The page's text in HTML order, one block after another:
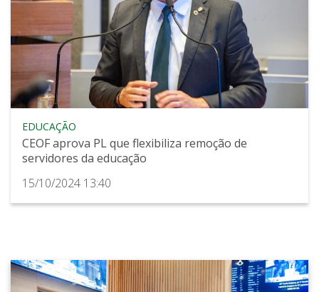
EDUCAÇÃO
CEOF aprova PL que flexibiliza remoção de
servidores da educação
15/10/2024 13:40